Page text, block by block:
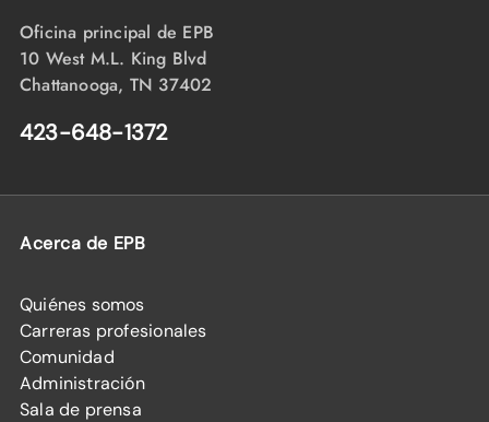
Oficina principal de EPB
10 West M.L. King Blvd
Chattanooga, TN 37402
423-648-1372
Acerca de EPB
Quiénes somos
Carreras profesionales
Comunidad
Administración
Sala de prensa